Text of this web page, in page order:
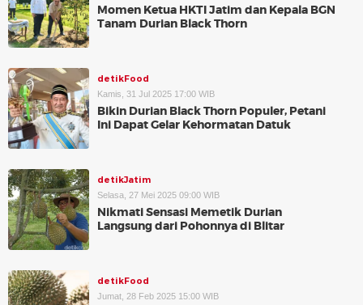
Momen Ketua HKTI Jatim dan Kepala BGN
Tanam Durian Black Thorn
detikFood
Kamis, 31 Jul 2025 17:00 WIB
Bikin Durian Black Thorn Populer, Petani
Ini Dapat Gelar Kehormatan Datuk
detikJatim
Selasa, 27 Mei 2025 09:00 WIB
Nikmati Sensasi Memetik Durian
Langsung dari Pohonnya di Blitar
detikFood
Jumat, 28 Feb 2025 15:00 WIB